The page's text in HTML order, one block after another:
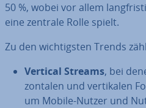
50 %, wobei vor allem
eine zentrale Rolle spielt.
Zu den wich­tigs­ten Trends
Vertical Streams, bei
zon­ta­len und ver­ti­ka­len
um Mobile-Nutzer und